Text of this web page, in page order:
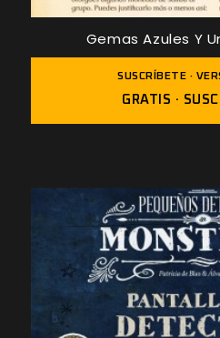
Gemas Azules Y
SUSCRÍBETE ·
GRATIS ·